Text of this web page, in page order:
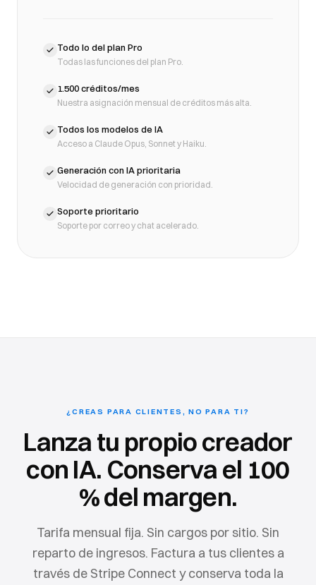
Todo lo del plan Pro
Todas las funciones del plan Pro.
1.500 créditos/mes
Nuestra asignación mensual de créditos más alta.
Todos los modelos de IA
Acceso a Claude Opus, Sonnet y Haiku.
Generación con IA prioritaria
Velocidad de generación con prioridad.
Soporte prioritario
Soporte por correo y chat acelerado.
¿CREAS PARA CLIENTES, NO PARA TI?
Lanza tu propio creador
con IA. Conserva el 100
% del margen.
Tarifa mensual fija. Sin cargos por sitio. Sin
reparto de ingresos. Factura a tus clientes a
través de Stripe Connect y conserva toda la